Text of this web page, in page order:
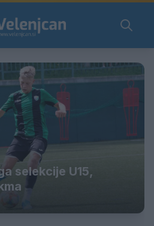
selekcije U15,